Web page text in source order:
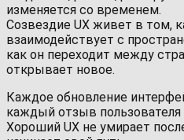
изменяется со временем.
Созвездие UX живет в том,
взаимодействует с
как он переходит между
открывает новое.
Каждое обновление
каждый отзыв пользователя
Хороший UX не умирает